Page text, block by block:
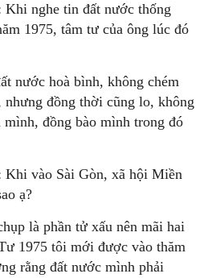
Khi nghe tin đất nước thống
1975, tâm tư của ông lúc đó
nước hoà bình, không chém
nhưng đồng thời cũng lo, không
đồng bào mình trong đó
Khi vào Sài Gòn, xã hội Miền
ạ?
là phần tử xấu nên mãi hai
1975 tôi mới được vào thăm
rằng đất nước mình phải